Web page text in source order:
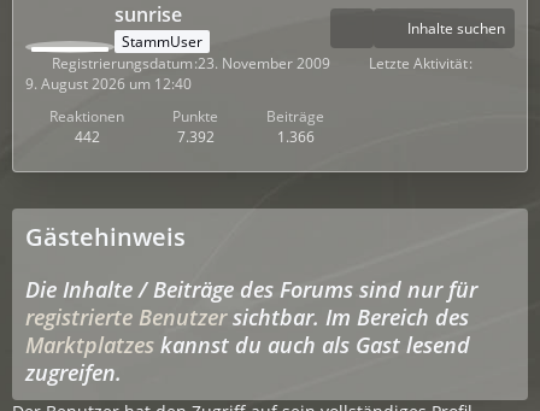
sunrise
StammUser
Reaktionen
442
Punkte
7.392
Beiträge
1.366
Inhalte suchen
Registrierungsdatum 23. November 2009
Letzte Aktivität
9. August 2026 um 12:40
Gästehinweis
Die Inhalte / Beiträge des Forums sind nur für
registrierte Benutzersichtbar. Im Bereich des
Marktplatzes kannst du auch als Gast lesend
zugreifen.